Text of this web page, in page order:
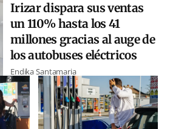
Irizar dispara sus ventas
un 110% hasta los 41
millones gracias al auge de
los autobuses eléctricos
Endika Santamaria